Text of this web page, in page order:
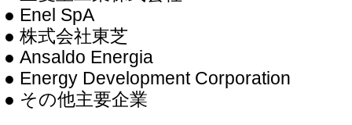
● Enel SpA
● 株式会社東芝
● Ansaldo Energia
● Energy Development Corporation
● その他主要企業